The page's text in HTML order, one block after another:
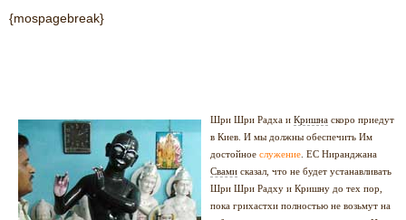
{mospagebreak}
Шри Шри Радха и Кришна скоро приедут
в Киев. И мы должны обеспечить Им
достойное служение . ЕС Ниранджана
Свами сказал, что не будет устанавливать
Шри Шри Радху и Кришну до тех пор,
пока грихастхи полностью не возьмут на